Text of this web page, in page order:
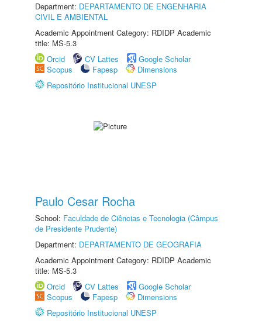
Department: DEPARTAMENTO DE ENGENHARIA
CIVIL E AMBIENTAL
Academic Appointment Category: RDIDP Academic
title: MS-5.3
Orcid
CV Lattes
Google Scholar
Scopus
Fapesp
Dimensions
Repositório Institucional UNESP
Paulo Cesar Rocha
School: Faculdade de Ciências e Tecnologia (Câmpus
de Presidente Prudente)
Department: DEPARTAMENTO DE GEOGRAFIA
Academic Appointment Category: RDIDP Academic
title: MS-5.3
Orcid
CV Lattes
Google Scholar
Scopus
Fapesp
Dimensions
Repositório Institucional UNESP